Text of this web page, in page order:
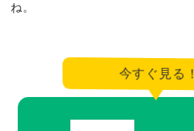
ね。
今すぐ見る！